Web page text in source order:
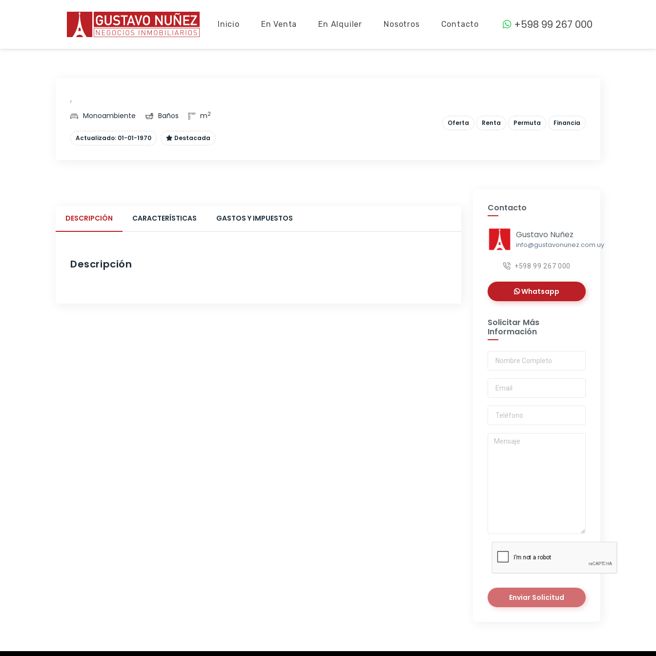
Inicio En Venta En Alquiler Nosotros Contacto +598 99 267 000
,
Monoambiente Baños m2
Actualizado: 01-01-1970 Destacada
Oferta Renta Permuta Financia
DESCRIPCIÓN CARACTERÍSTICAS GASTOS Y IMPUESTOS
Descripción
Contacto
Gustavo Nuñez
info@gustavonunez.com.uy
+598 99 267 000
Whatsapp
Solicitar Más
Información
Enviar Solicitud